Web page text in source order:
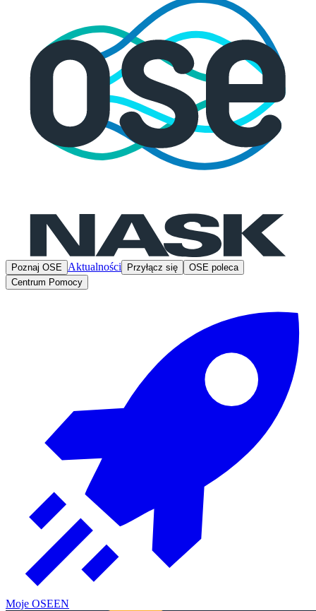
Poznaj OSE Aktualności Przyłącz się
OSE poleca
Centrum Pomocy
Moje OSEEN